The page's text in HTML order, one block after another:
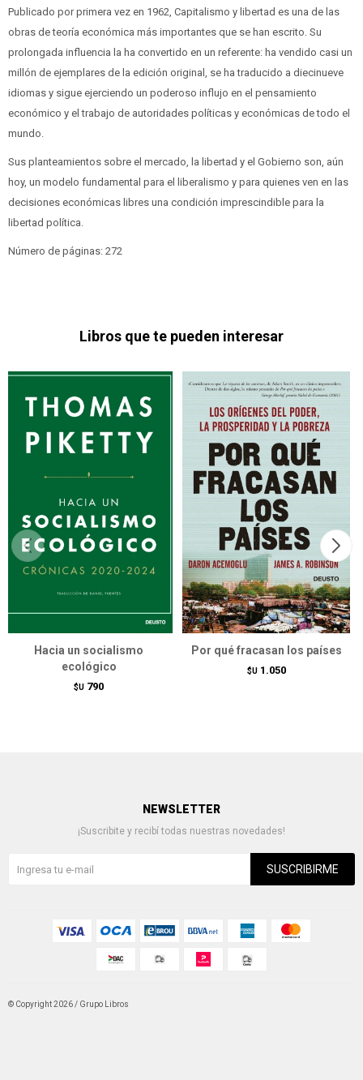
Publicado por primera vez en 1962, Capitalismo y libertad es una de las
obras de teoría económica más importantes que se han escrito. Su
prolongada influencia la ha convertido en un referente: ha vendido casi un
millón de ejemplares de la edición original, se ha traducido a diecinueve
idiomas y sigue ejerciendo un poderoso influjo en el pensamiento
económico y el trabajo de autoridades políticas y económicas de todo el
mundo.
Sus planteamientos sobre el mercado, la libertad y el Gobierno son, aún
hoy, un modelo fundamental para el liberalismo y para quienes ven en las
decisiones económicas libres una condición imprescindible para la
libertad política.
Número de páginas: 272
Libros que te pueden interesar
Hacia un socialismo
ecológico
$U 790
Por qué fracasan los países
$U 1.050
NEWSLETTER
¡Suscribite y recibí todas nuestras novedades!
SUSCRIBIRME
© Copyright 2026 / Grupo Libros